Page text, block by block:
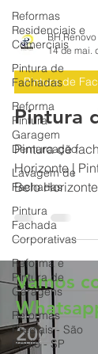
Reformas
Residenciais e
Comerciais
Pintura de
Fachadas
Reforma
Pintura
Garagem
Demarcação
Lavagem de
Fachadas
Pintura
Fachada
Corporativas
Reforma e
Pintura de
Garagens
Reformas
Prediais - São
Paulo - SP
14 de mai.
Pintura de
Pintura
Pintura de
Horizonte |
Belo
condomínios
Vamos